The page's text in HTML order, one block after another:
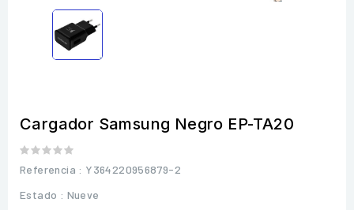
Cargador Samsung Negro EP-TA20
Referencia : Y364220956879-2
Estado : Nueve